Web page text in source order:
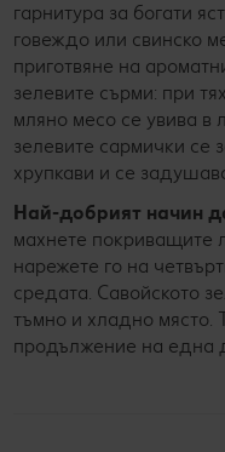
гарнитура за богати
говеждо или свинско
приготвяне на
зелевите сърми: при
мляно месо се увива в
зелевите сармички се
хрупкави и се
Най-добрият начин
махнете покриващите
нарежете го на
средата. Савойското
тъмно и хладно място.
продължение на една